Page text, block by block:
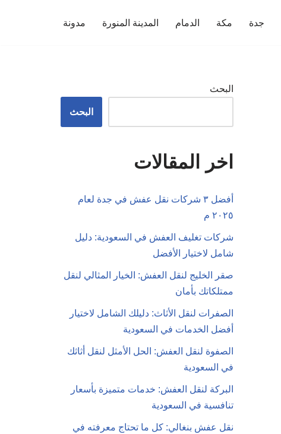
جدة مكة الدمام المدينة المنورة مدونة
البحث
البحث
اخر المقالات
أفضل ٣ شركات نقل عفش في جدة لعام
٢٠٢٥ م
شركات تغليف العفش في السعودية: دليل
شامل لاختيار الأفضل
صقر الخليج لنقل العفش: الخيار المثالي لنقل
ممتلكاتك بأمان
الصفرات لنقل الأثاث: دليلك الشامل لاختيار
أفضل الخدمات في السعودية
الصفوة لنقل العفش: الحل الأمثل لنقل أثاثك
في السعودية
البركة لنقل العفش: خدمات متميزة بأسعار
تنافسية في السعودية
نقل عفش بنغالي: كل ما تحتاج معرفته في